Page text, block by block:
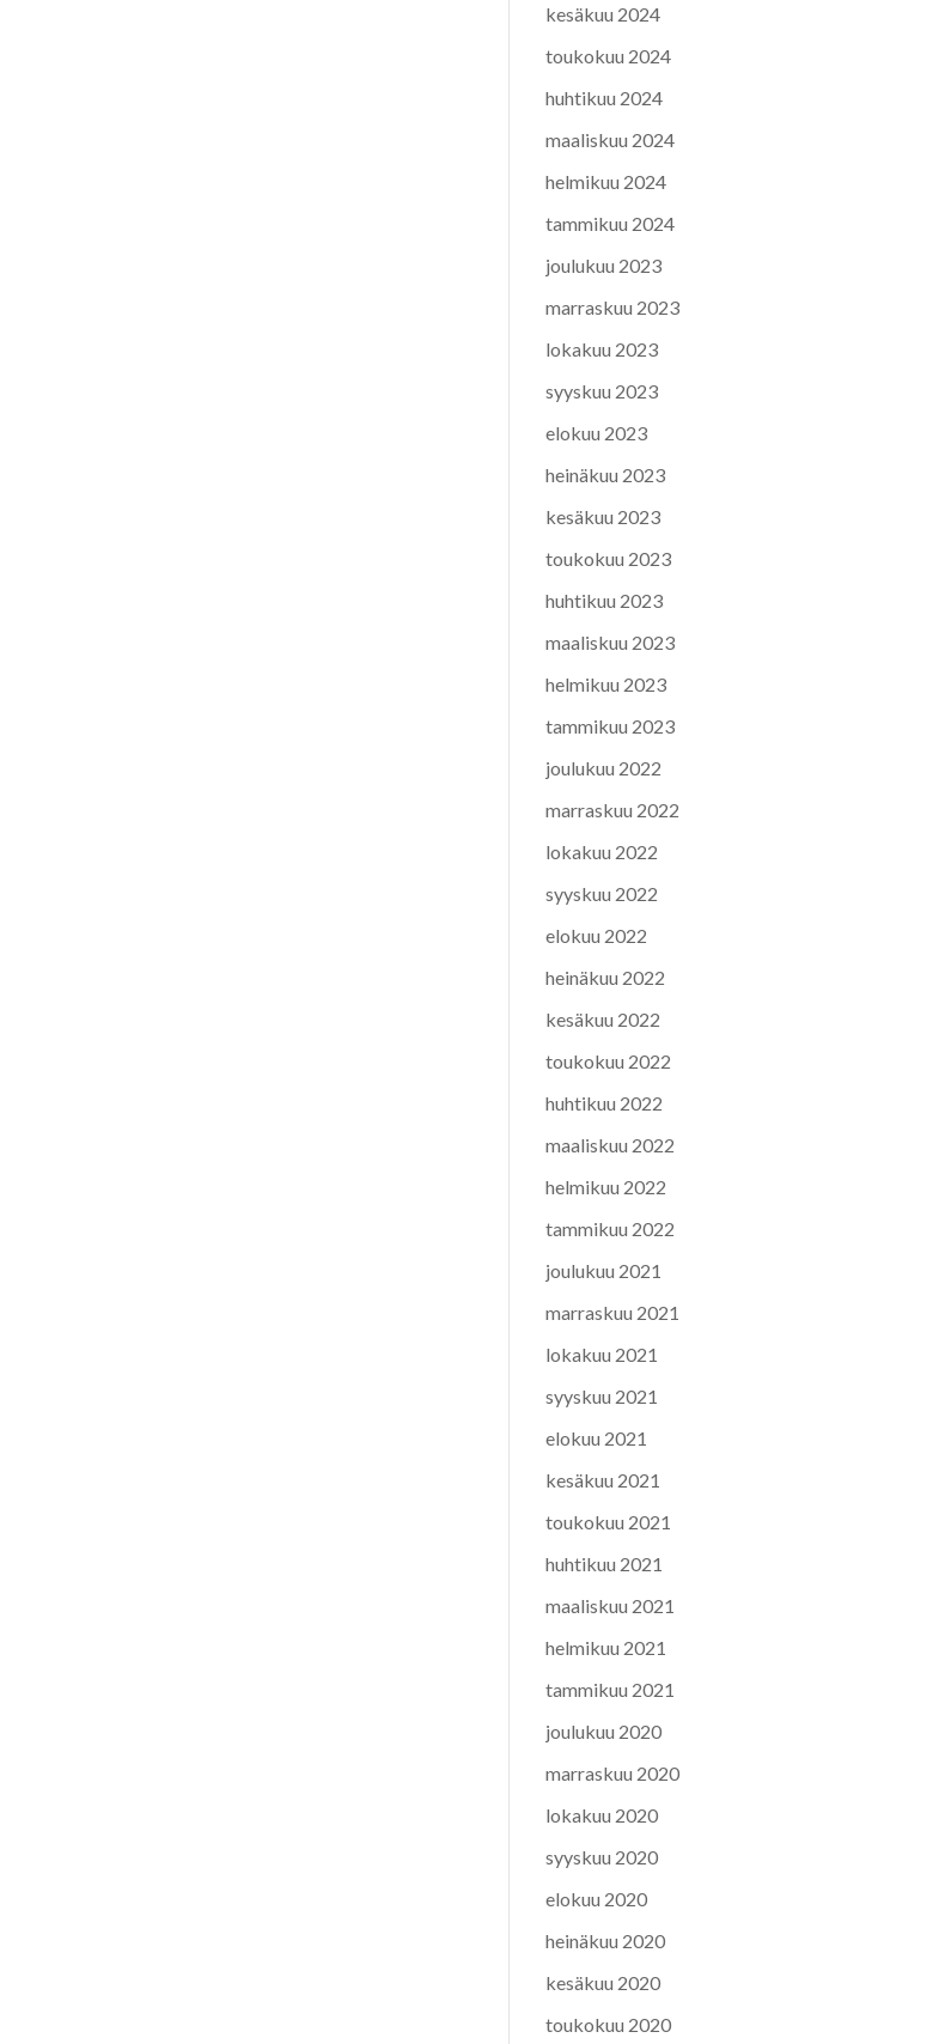
kesäkuu 2024
toukokuu 2024
huhtikuu 2024
maaliskuu 2024
helmikuu 2024
tammikuu 2024
joulukuu 2023
marraskuu 2023
lokakuu 2023
syyskuu 2023
elokuu 2023
heinäkuu 2023
kesäkuu 2023
toukokuu 2023
huhtikuu 2023
maaliskuu 2023
helmikuu 2023
tammikuu 2023
joulukuu 2022
marraskuu 2022
lokakuu 2022
syyskuu 2022
elokuu 2022
heinäkuu 2022
kesäkuu 2022
toukokuu 2022
huhtikuu 2022
maaliskuu 2022
helmikuu 2022
tammikuu 2022
joulukuu 2021
marraskuu 2021
lokakuu 2021
syyskuu 2021
elokuu 2021
kesäkuu 2021
toukokuu 2021
huhtikuu 2021
maaliskuu 2021
helmikuu 2021
tammikuu 2021
joulukuu 2020
marraskuu 2020
lokakuu 2020
syyskuu 2020
elokuu 2020
heinäkuu 2020
kesäkuu 2020
toukokuu 2020